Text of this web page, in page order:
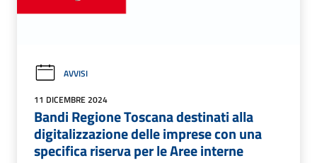
AVVISI
11 DICEMBRE 2024
Bandi Regione Toscana destinati alla
digitalizzazione delle imprese con una
specifica riserva per le Aree interne